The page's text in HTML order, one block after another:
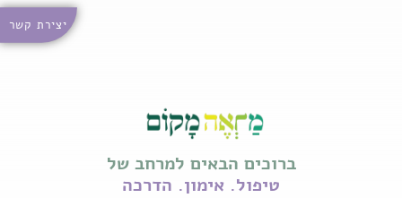
יצירת קשר
ברוכים הבאים למרחב של
טיפול. אימון. הדרכה